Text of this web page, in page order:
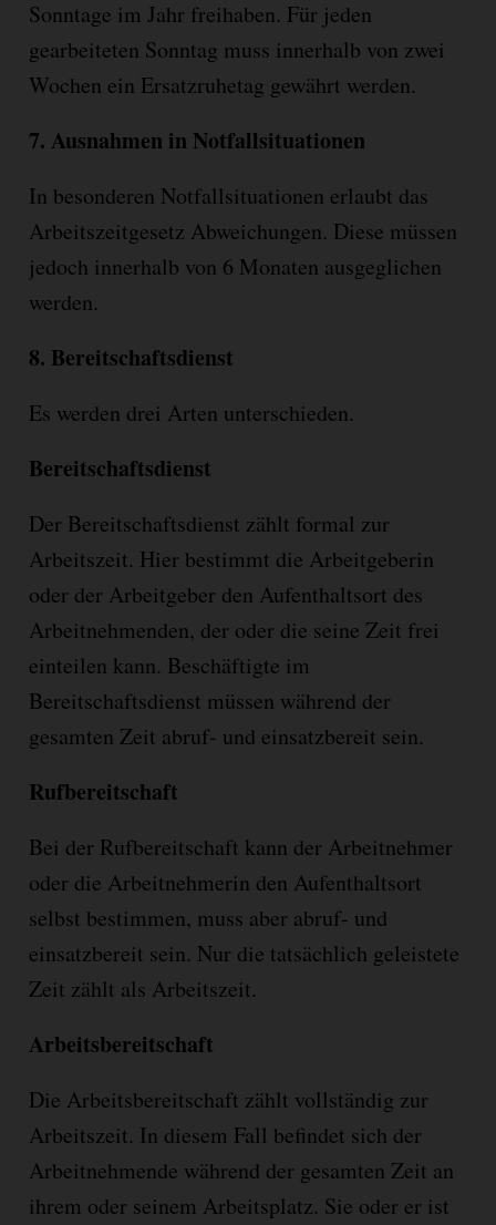
Sonntage im Jahr freihaben. Für jeden
gearbeiteten Sonntag muss innerhalb von zwei
Wochen ein Ersatzruhetag gewährt werden.
7. Ausnahmen in Notfallsituationen
In besonderen Notfallsituationen erlaubt das
Arbeitszeitgesetz Abweichungen. Diese müssen
jedoch innerhalb von 6 Monaten ausgeglichen
werden.
8. Bereitschaftsdienst
Es werden drei Arten unterschieden.
Bereitschaftsdienst
Der Bereitschaftsdienst zählt formal zur
Arbeitszeit. Hier bestimmt die Arbeitgeberin
oder der Arbeitgeber den Aufenthaltsort des
Arbeitnehmenden, der oder die seine Zeit frei
einteilen kann. Beschäftigte im
Bereitschaftsdienst müssen während der
gesamten Zeit abruf- und einsatzbereit sein.
Rufbereitschaft
Bei der Rufbereitschaft kann der Arbeitnehmer
oder die Arbeitnehmerin den Aufenthaltsort
selbst bestimmen, muss aber abruf- und
einsatzbereit sein. Nur die tatsächlich geleistete
Zeit zählt als Arbeitszeit.
Arbeitsbereitschaft
Die Arbeitsbereitschaft zählt vollständig zur
Arbeitszeit. In diesem Fall befindet sich der
Arbeitnehmende während der gesamten Zeit an
ihrem oder seinem Arbeitsplatz. Sie oder er ist